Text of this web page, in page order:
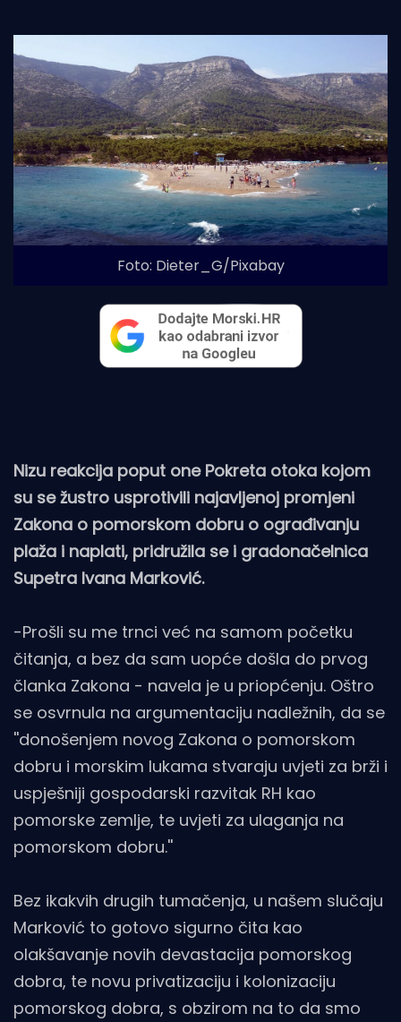
Foto: Dieter_G/Pixabay
Nizu reakcija poput one Pokreta otoka kojom
su se žustro usprotivili najavljenoj promjeni
Zakona o pomorskom dobru o ograđivanju
plaža i naplati, pridružila se i gradonačelnica
Supetra Ivana Marković.
-Prošli su me trnci već na samom početku
čitanja, a bez da sam uopće došla do prvog
članka Zakona - navela je u priopćenju. Oštro
se osvrnula na argumentaciju nadležnih, da se
''donošenjem novog Zakona o pomorskom
dobru i morskim lukama stvaraju uvjeti za brži i
uspješniji gospodarski razvitak RH kao
pomorske zemlje, te uvjeti za ulaganja na
pomorskom dobru.''
Bez ikakvih drugih tumačenja, u našem slučaju
Marković to gotovo sigurno čita kao
olakšavanje novih devastacija pomorskog
dobra, te novu privatizaciju i kolonizaciju
pomorskog dobra, s obzirom na to da smo